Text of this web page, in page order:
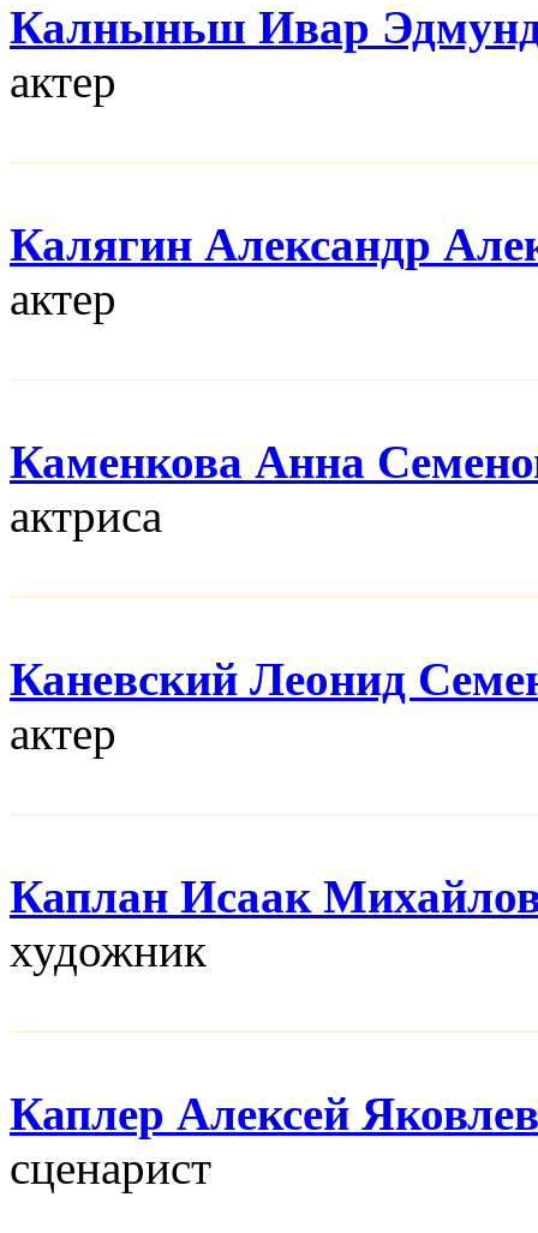
Калныньш Ивар
актер
Калягин Александр
актер
Каменкова Анна
актриса
Каневский Леонид
актер
Каплан Исаак
художник
Каплер Алексей
сценарист